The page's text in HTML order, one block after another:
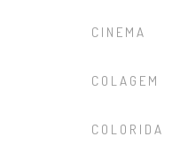
CINEMA
COLAGEM
COLORIDA